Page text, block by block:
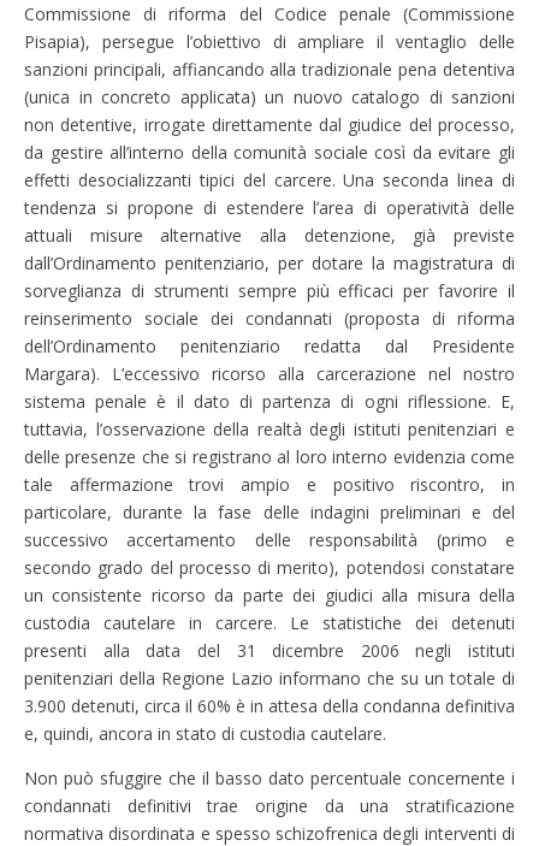
Commissione di riforma del Codice penale (Commissione
Pisapia), persegue l’obiettivo di ampliare il ventaglio delle
sanzioni principali, affiancando alla tradizionale pena detentiva
(unica in concreto applicata) un nuovo catalogo di sanzioni
non detentive, irrogate direttamente dal giudice del processo,
da gestire all’interno della comunità sociale così da evitare gli
effetti desocializzanti tipici del carcere. Una seconda linea di
tendenza si propone di estendere l’area di operatività delle
attuali misure alternative alla detenzione, già previste
dall’Ordinamento penitenziario, per dotare la magistratura di
sorveglianza di strumenti sempre più efficaci per favorire il
reinserimento sociale dei condannati (proposta di riforma
dell’Ordinamento penitenziario redatta dal Presidente
Margara). L’eccessivo ricorso alla carcerazione nel nostro
sistema penale è il dato di partenza di ogni riflessione. E,
tuttavia, l’osservazione della realtà degli istituti penitenziari e
delle presenze che si registrano al loro interno evidenzia come
tale affermazione trovi ampio e positivo riscontro, in
particolare, durante la fase delle indagini preliminari e del
successivo accertamento delle responsabilità (primo e
secondo grado del processo di merito), potendosi constatare
un consistente ricorso da parte dei giudici alla misura della
custodia cautelare in carcere. Le statistiche dei detenuti
presenti alla data del 31 dicembre 2006 negli istituti
penitenziari della Regione Lazio informano che su un totale di
3.900 detenuti, circa il 60% è in attesa della condanna definitiva
e, quindi, ancora in stato di custodia cautelare.
Non può sfuggire che il basso dato percentuale concernente i
condannati definitivi trae origine da una stratificazione
normativa disordinata e spesso schizofrenica degli interventi di